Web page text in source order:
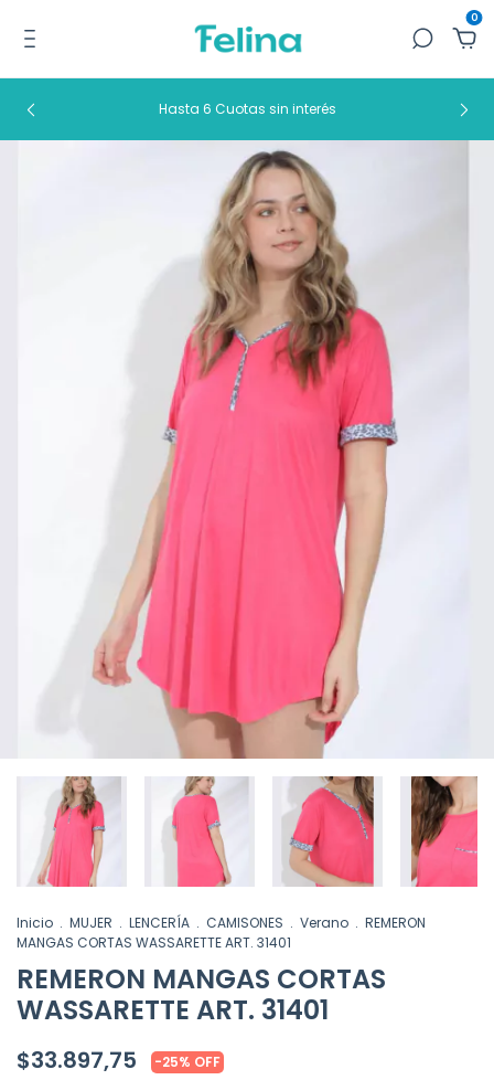
0
Hasta 6 Cuotas sin interés
Inicio . MUJER . LENCERÍA . CAMISONES . Verano . REMERON
MANGAS CORTAS WASSARETTE ART. 31401
REMERON MANGAS CORTAS
WASSARETTE ART. 31401
$33.897,75 -25% OFF